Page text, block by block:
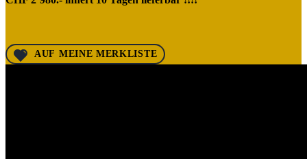
AUF MEINE MERKLISTE